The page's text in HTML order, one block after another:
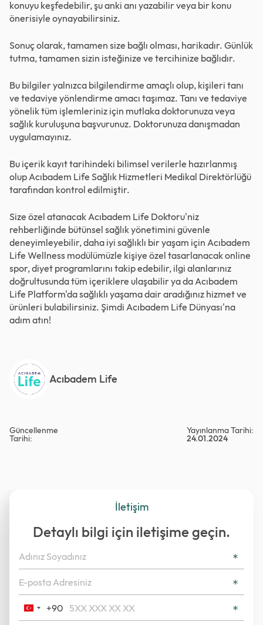
konuyu keşfedebilir, şu anki anı yazabilir veya bir konu
önerisiyle oynayabilirsiniz.
Sonuç olarak, tamamen size bağlı olması, harikadır. Günlük
tutma, tamamen sizin isteğinize ve tercihinize bağlıdır.
Bu bilgiler yalnızca bilgilendirme amaçlı olup, kişileri tanı
ve tedaviye yönlendirme amacı taşımaz. Tanı ve tedaviye
yönelik tüm işlemleriniz için mutlaka doktorunuza veya
sağlık kuruluşuna başvurunuz. Doktorunuza danışmadan
uygulamayınız.
Bu içerik kayıt tarihindeki bilimsel verilerle hazırlanmış
olup Acıbadem Life Sağlık Hizmetleri Medikal Direktörlüğü
tarafından kontrol edilmiştir.
Size özel atanacak Acıbadem Life Doktoru'niz
rehberliğinde bütünsel sağlık yönetimini güvenle
deneyimleyebilir, daha iyi sağlıklı bir yaşam için Acıbadem
Life Wellness modülümüzle kişiye özel tasarlanacak online
spor, diyet programlarını takip edebilir, ilgi alanlarınız
doğrultusunda tüm içeriklere ulaşabilir ya da Acıbadem
Life Platform'da sağlıklı yaşama dair aradığınız hizmet ve
ürünleri bulabilirsiniz. Şimdi Acıbadem Life Dünyası'na
adım atın!
Acıbadem Life
Güncellenme
Tarihi:
Yayınlanma Tarihi:
24.01.2024
İletişim
Detaylı bilgi için iletişime geçin.
Turkey
+90
+90